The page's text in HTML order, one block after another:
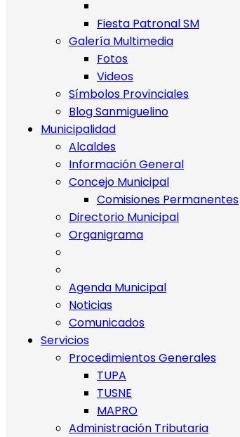
Fiesta Patronal SM
Galería Multimedia
Fotos
Videos
Símbolos Provinciales
Blog Sanmiguelino
Municipalidad
Alcaldes
Información General
Concejo Municipal
Comisiones Permanentes
Directorio Municipal
Organigrama
Agenda Municipal
Noticias
Comunicados
Servicios
Procedimientos Generales
TUPA
TUSNE
MAPRO
Administración Tributaria